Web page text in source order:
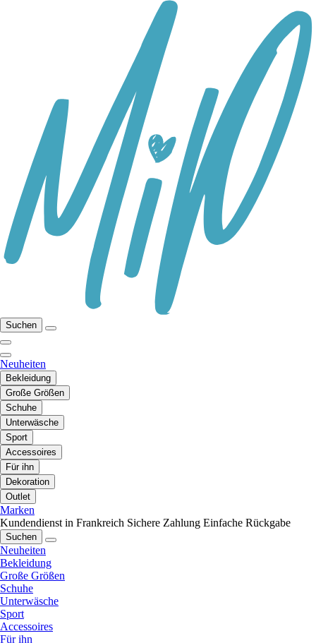
Suchen
Neuheiten
Bekleidung
Große Größen
Schuhe
Unterwäsche
Sport
Accessoires
Für ihn
Dekoration
Outlet
Marken
Kundendienst in Frankreich Sichere Zahlung Einfache Rückgabe
Suchen
Neuheiten
Bekleidung
Große Größen
Schuhe
Unterwäsche
Sport
Accessoires
Für ihn